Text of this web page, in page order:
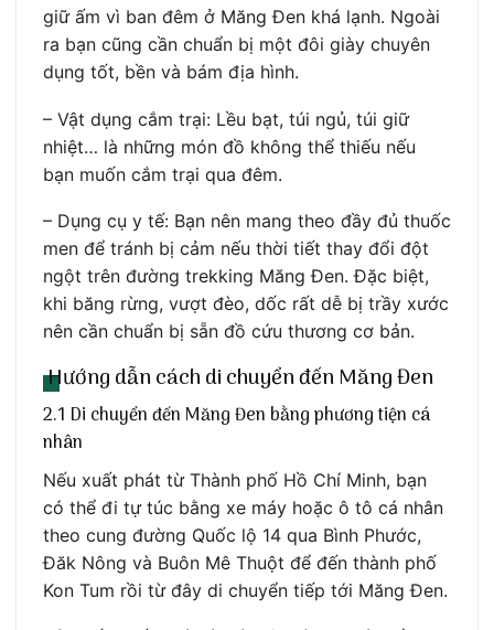
giữ ấm vì ban đêm ở Măng Đen khá lạnh. Ngoài
ra bạn cũng cần chuẩn bị một đôi giày chuyên
dụng tốt, bền và bám địa hình.
– Vật dụng cắm trại: Lều bạt, túi ngủ, túi giữ
nhiệt… là những món đồ không thể thiếu nếu
bạn muốn cắm trại qua đêm.
– Dụng cụ y tế: Bạn nên mang theo đầy đủ thuốc
men để tránh bị cảm nếu thời tiết thay đổi đột
ngột trên đường trekking Măng Đen. Đặc biệt,
khi băng rừng, vượt đèo, dốc rất dễ bị trầy xước
nên cần chuẩn bị sẵn đồ cứu thương cơ bản.
Hướng dẫn cách di chuyển đến Măng Đen
2.1 Di chuyển đến Măng Đen bằng phương tiện cá
nhân
Nếu xuất phát từ Thành phố Hồ Chí Minh, bạn
có thể đi tự túc bằng xe máy hoặc ô tô cá nhân
theo cung đường Quốc lộ 14 qua Bình Phước,
Đăk Nông và Buôn Mê Thuột để đến thành phố
Kon Tum rồi từ đây di chuyển tiếp tới Măng Đen.